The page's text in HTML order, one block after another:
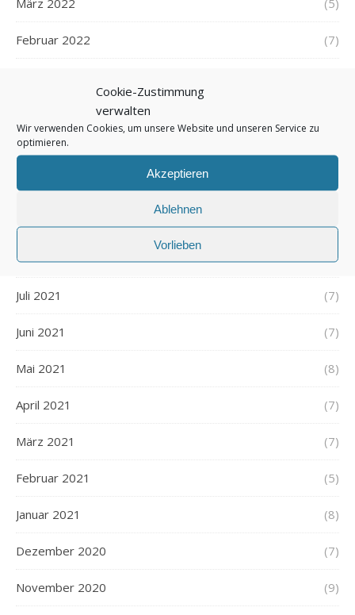
Cookie-Zustimmung
verwalten
Wir verwenden Cookies, um unsere Website und unseren Service zu
optimieren.
Akzeptieren
Ablehnen
Vorlieben
März 2022 (5)
Februar 2022 (7)
Dezember 2021
November 2021
Oktober 2021 (6)
September 2021 (7)
August 2021 (7)
Juli 2021 (7)
Juni 2021 (7)
Mai 2021 (8)
April 2021 (7)
März 2021 (7)
Februar 2021 (5)
Januar 2021 (8)
Dezember 2020 (7)
November 2020 (9)